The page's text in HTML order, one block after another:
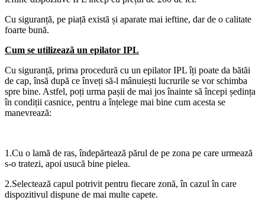
Cu siguranță, pe piață există și aparate mai ieftine, dar de o calitate
foarte bună.
Cum se utilizează un epilator IPL
Cu siguranță, prima procedură cu un epilator IPL îți poate da bătăi
de cap, însă după ce înveți să-l mânuiești lucrurile se vor schimba
spre bine. Astfel, poți urma pașii de mai jos înainte să începi ședința
în condiții casnice, pentru a înțelege mai bine cum acesta se
manevrează:
1.Cu o lamă de ras, îndepărtează părul de pe zona pe care urmează
s-o tratezi, apoi usucă bine pielea.
2.Selectează capul potrivit pentru fiecare zonă, în cazul în care
dispozitivul dispune de mai multe capete.